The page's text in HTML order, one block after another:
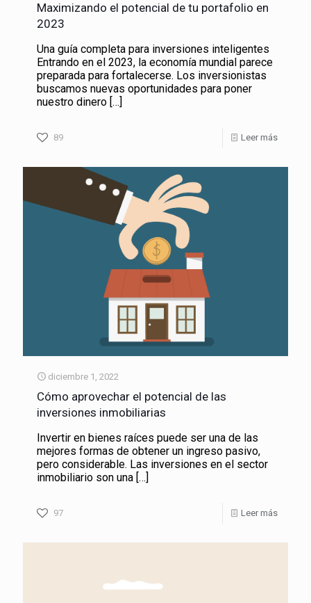
Maximizando el potencial de tu portafolio en
2023
Una guía completa para inversiones inteligentes
Entrando en el 2023, la economía mundial parece
preparada para fortalecerse. Los inversionistas
buscamos nuevas oportunidades para poner
nuestro dinero […]
89 Leer más
diciembre 1, 2022
Cómo aprovechar el potencial de las
inversiones inmobiliarias
Invertir en bienes raíces puede ser una de las
mejores formas de obtener un ingreso pasivo,
pero considerable. Las inversiones en el sector
inmobiliario son una […]
97 Leer más